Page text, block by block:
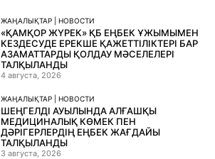
ЖАҢАЛЫҚТАР | НОВОСТИ
«ҚАМҚОР ЖҮРЕК» ҚБ ЕҢБЕК ҰЖЫМЫМЕН
КЕЗДЕСУДЕ ЕРЕКШЕ ҚАЖЕТТІЛІКТЕРІ БАР
АЗАМАТТАРДЫ ҚОЛДАУ МӘСЕЛЕЛЕРІ
ТАЛҚЫЛАНДЫ
4 августа, 2026
ЖАҢАЛЫҚТАР | НОВОСТИ
ШЕҢГЕЛДІ АУЫЛЫНДА АЛҒАШҚЫ
МЕДИЦИНАЛЫҚ КӨМЕК ПЕН
ДӘРІГЕРЛЕРДІҢ ЕҢБЕК ЖАҒДАЙЫ
ТАЛҚЫЛАНДЫ
3 августа, 2026